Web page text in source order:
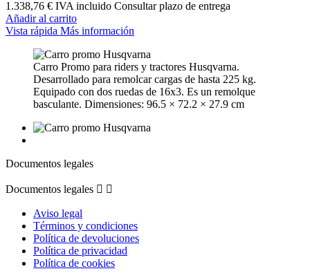
1.338,76 € IVA incluido Consultar plazo de entrega
Añadir al carrito
Vista rápida Más información
Carro Promo para riders y tractores Husqvarna.
Desarrollado para remolcar cargas de hasta 225 kg.
Equipado con dos ruedas de 16x3. Es un remolque
basculante. Dimensiones: 96.5 × 72.2 × 27.9 cm
Documentos legales
Documentos legales  
Aviso legal
Términos y condiciones
Política de devoluciones
Política de privacidad
Política de cookies